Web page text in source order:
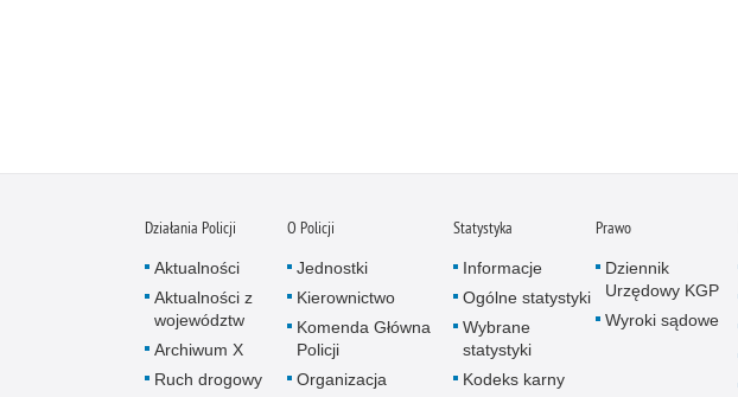
Działania Policji
Aktualności
Aktualności z
województw
Archiwum X
Ruch drogowy
O Policji
Jednostki
Kierownictwo
Komenda Główna
Policji
Organizacja
Statystyka
Informacje
Ogólne statystyki
Wybrane
statystyki
Kodeks karny
Prawo
Dziennik
Urzędowy KGP
Wyroki sądowe